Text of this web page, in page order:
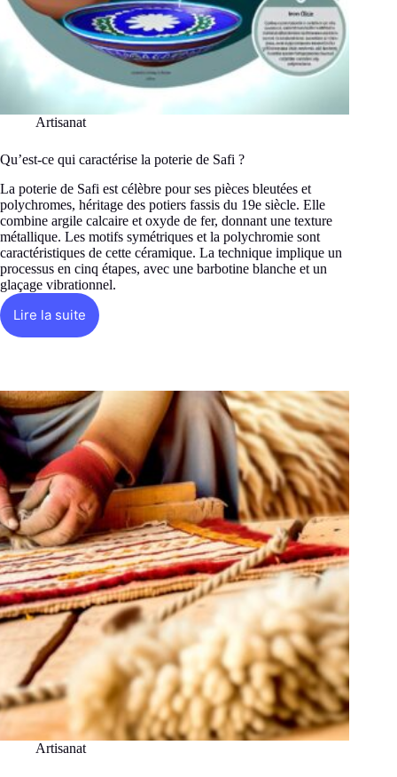
Artisanat
Qu’est-ce qui caractérise la poterie de Safi ?
La poterie de Safi est célèbre pour ses pièces bleutées et
polychromes, héritage des potiers fassis du 19e siècle. Elle
combine argile calcaire et oxyde de fer, donnant une texture
métallique. Les motifs symétriques et la polychromie sont
caractéristiques de cette céramique. La technique implique un
processus en cinq étapes, avec une barbotine blanche et un
glaçage vibrationnel.
Lire la suite
Qu’est-
qui
caractérise
la
poterie
de
Safi
?
Artisanat